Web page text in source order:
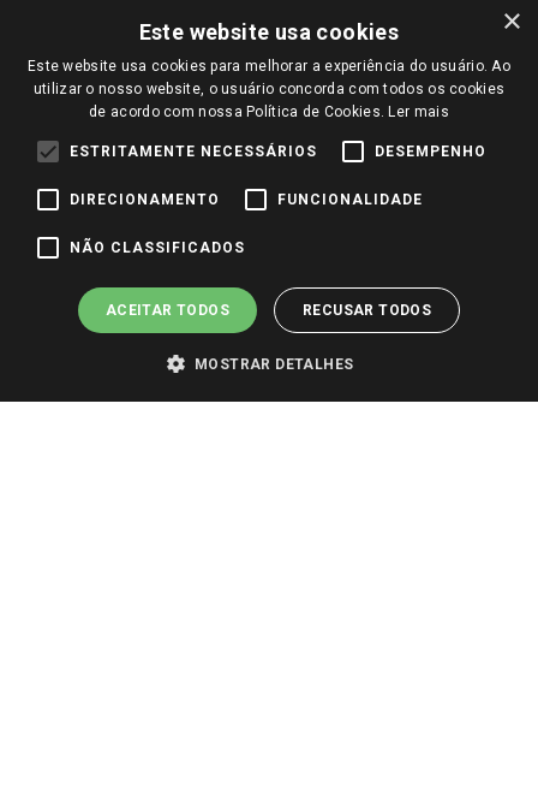
Notícias
Perguntas frequentes
Identidade Visual
Trocas e Devoluções
Redes Sociais
Pagamento e Segurança
×
Este website usa cookies
Este website usa cookies para melhorar a experiência do usuário. Ao
utilizar o nosso website, o usuário concorda com todos os cookies
de acordo com nossa Política de Cookies. Ler mais
ESTRITAMENTE NECESSÁRIOS DESEMPENHO
DIRECIONAMENTO FUNCIONALIDADE
NÃO CLASSIFICADOS
ACEITAR TODOS RECUSAR TODOS
MOSTRAR DETALHES